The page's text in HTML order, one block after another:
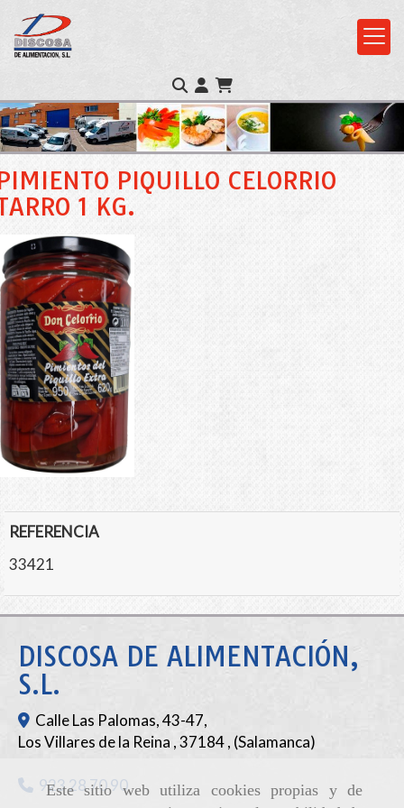
Este sitio web utiliza cookies propias y de
PIQUILLO CELORRIO
1 KG.
REFERENCIA
33421
DISCOSA DE ALIMENTACIÓN,
S.L.
Calle Las Palomas, 43-47,
Los Villares de la Reina ,37184, (Salamanca)
923 28 70 90